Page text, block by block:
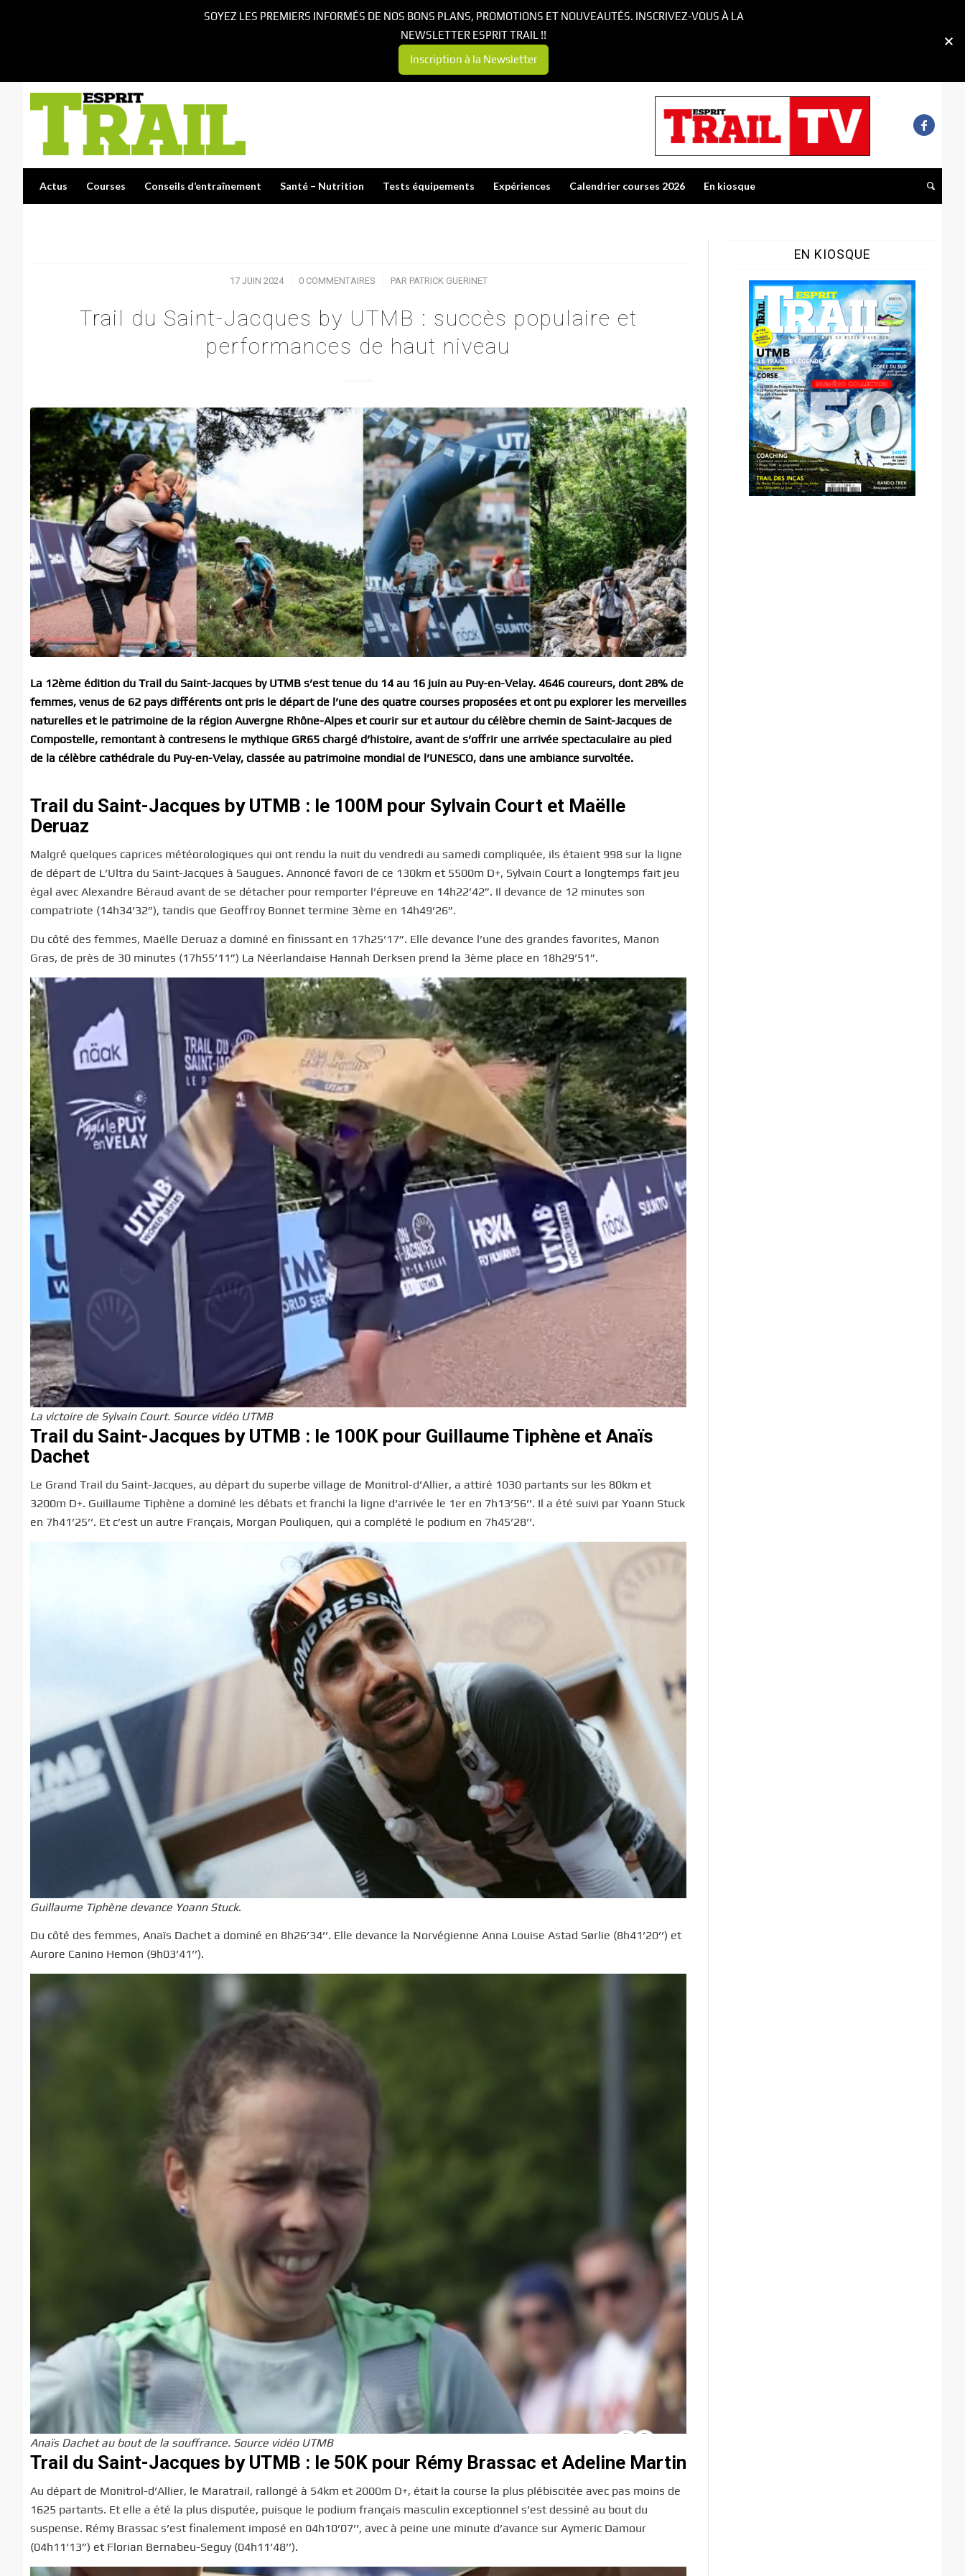
Actus Courses Conseils d’entraînement Santé – Nutrition Tests équipements Expériences Calendrier courses 2026 En kiosque
17 JUIN 2024
/ 0 COMMENTAIRES
/ PAR PATRICK GUERINET
Trail du Saint-Jacques by UTMB : succès populaire et
performances de haut niveau
La 12ème édition du Trail du Saint-Jacques by UTMB s’est tenue du 14 au 16 juin au Puy-en-Velay. 4646 coureurs, dont 28% de
femmes, venus de 62 pays différents ont pris le départ de l’une des quatre courses proposées et ont pu explorer les merveilles
naturelles et le patrimoine de la région Auvergne Rhône-Alpes et courir sur et autour du célèbre chemin de Saint-Jacques de
Compostelle, remontant à contresens le mythique GR65 chargé d’histoire, avant de s’offrir une arrivée spectaculaire au pied
de la célèbre cathédrale du Puy-en-Velay, classée au patrimoine mondial de l’UNESCO, dans une ambiance survoltée.
Trail du Saint-Jacques by UTMB : le 100M pour Sylvain Court et Maëlle
Deruaz
Malgré quelques caprices météorologiques qui ont rendu la nuit du vendredi au samedi compliquée, ils étaient 998 sur la ligne
de départ de L’Ultra du Saint-Jacques à Saugues. Annoncé favori de ce 130km et 5500m D+, Sylvain Court a longtemps fait jeu
égal avec Alexandre Béraud avant de se détacher pour remporter l’épreuve en 14h22’42”. Il devance de 12 minutes son
compatriote (14h34’32”), tandis que Geoffroy Bonnet termine 3ème en 14h49’26”.
Du côté des femmes, Maëlle Deruaz a dominé en finissant en 17h25’17”. Elle devance l’une des grandes favorites, Manon
Gras, de près de 30 minutes (17h55’11”) La Néerlandaise Hannah Derksen prend la 3ème place en 18h29’51”.
La victoire de Sylvain Court. Source vidéo UTMB
Trail du Saint-Jacques by UTMB : le 100K pour Guillaume Tiphène et Anaïs
Dachet
Le Grand Trail du Saint-Jacques, au départ du superbe village de Monitrol-d’Allier, a attiré 1030 partants sur les 80km et
3200m D+. Guillaume Tiphène a dominé les débats et franchi la ligne d’arrivée le 1er en 7h13’56’’. Il a été suivi par Yoann Stuck
en 7h41’25’’. Et c’est un autre Français, Morgan Pouliquen, qui a complété le podium en 7h45’28’’.
Guillaume Tiphène devance Yoann Stuck.
Du côté des femmes, Anaïs Dachet a dominé en 8h26’34’’. Elle devance la Norvégienne Anna Louise Astad Sørlie (8h41’20’’) et
Aurore Canino Hemon (9h03’41’’).
Anaïs Dachet au bout de la souffrance. Source vidéo UTMB
Trail du Saint-Jacques by UTMB : le 50K pour Rémy Brassac et Adeline Martin
Au départ de Monitrol-d’Allier, le Maratrail, rallongé à 54km et 2000m D+, était la course la plus plébiscitée avec pas moins de
1625 partants. Et elle a été la plus disputée, puisque le podium français masculin exceptionnel s’est dessiné au bout du
suspense. Rémy Brassac s’est finalement imposé en 04h10’07’’, avec à peine une minute d’avance sur Aymeric Damour
(04h11’13”) et Florian Bernabeu-Seguy (04h11’48’’).
EN KIOSQUE
SOYEZ LES PREMIERS INFORMÉS DE NOS BONS PLANS, PROMOTIONS ET NOUVEAUTÉS. INSCRIVEZ-VOUS À LA
NEWSLETTER ESPRIT TRAIL !!
Inscription à la Newsletter